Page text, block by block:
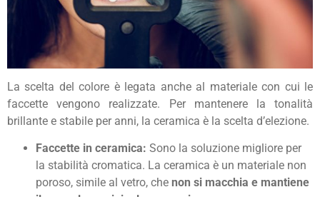
La scelta del colore è legata anche al materiale con cui le
faccette vengono realizzate. Per mantenere la tonalità
brillante e stabile per anni, la ceramica è la scelta d’elezione.
Faccette in ceramica: Sono la soluzione migliore per
la stabilità cromatica. La ceramica è un materiale non
poroso, simile al vetro, che non si macchia e mantiene